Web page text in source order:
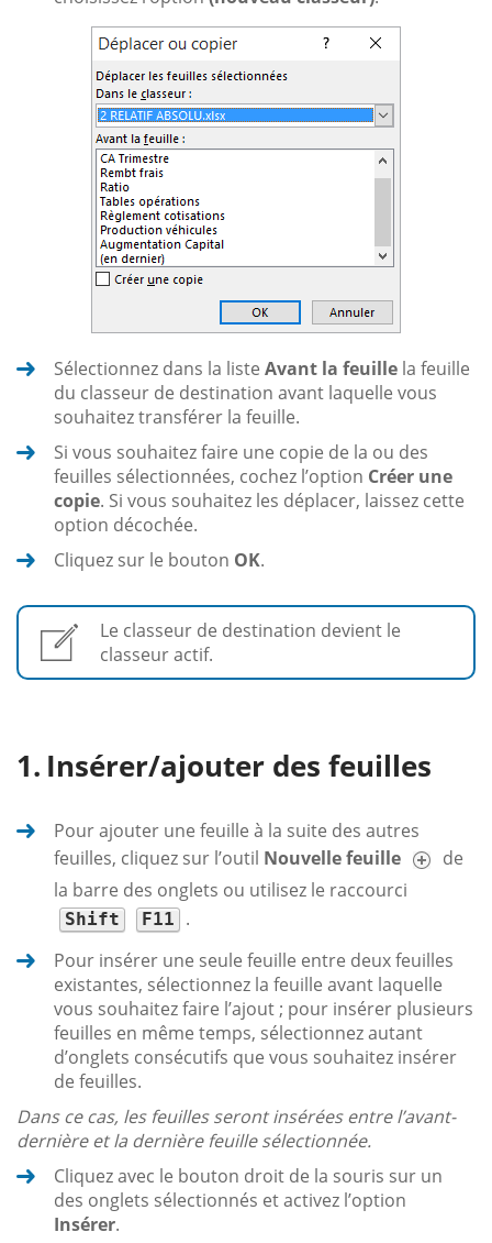
Sélectionnez dans la liste Avant la feuille la feuille
du classeur de destination avant laquelle vous
souhaitez transférer la feuille.
Si vous souhaitez faire une copie de la ou des
feuilles sélectionnées, cochez l’option Créer une
copie. Si vous souhaitez les déplacer, laissez cette
option décochée.
Cliquez sur le bouton OK.
Le classeur de destination devient le
classeur actif.
Insérer/ajouter des feuilles
Pour ajouter une feuille à la suite des autres
feuilles, cliquez sur l’outil Nouvelle feuille
de
la barre des onglets ou utilisez le raccourci
Shift F11
.
Pour insérer une seule feuille entre deux feuilles
existantes, sélectionnez la feuille avant laquelle
vous souhaitez faire l’ajout ; pour insérer plusieurs
feuilles en même temps, sélectionnez autant
d’onglets consécutifs que vous souhaitez insérer
de feuilles.
Dans ce cas, les feuilles seront insérées entre l’avant-
dernière et la dernière feuille sélectionnée.
Cliquez avec le bouton droit de la souris sur un
des onglets sélectionnés et activez l’option
Insérer.